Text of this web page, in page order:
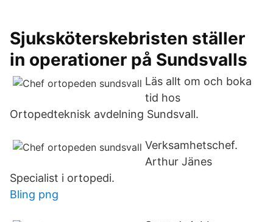
Sjuksköterskebristen ställer
in operationer på Sundsvalls
Läs allt om och boka
tid hos
Ortopedteknisk avdelning Sundsvall.
Verksamhetschef.
Arthur Jänes
Specialist i ortopedi.
Bling png